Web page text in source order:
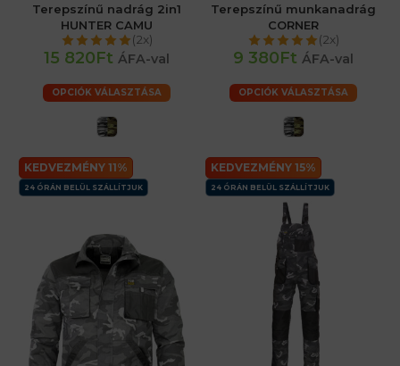
Terepszínű nadrág 2in1
HUNTER CAMU
(2x)
15 820Ft ÁFA-val
OPCIÓK VÁLASZTÁSA
Terepszínű munkanadrág
CORNER
(2x)
9 380Ft ÁFA-val
OPCIÓK VÁLASZTÁSA
KEDVEZMÉNY 11%
24 ÓRÁN BELÜL SZÁLLÍTJUK
KEDVEZMÉNY 15%
24 ÓRÁN BELÜL SZÁLLÍTJUK